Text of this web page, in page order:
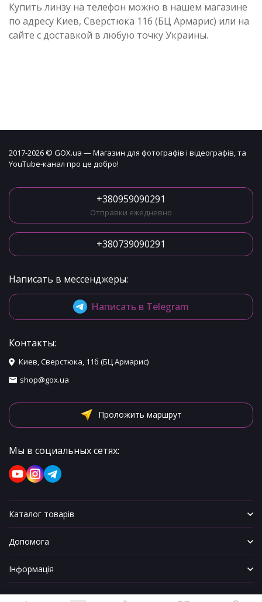
Купить линзу на телефон можно в нашем магазине
по адресу Киев, Сверстюка 11б (БЦ Армарис) или на
сайте с доставкой в любую точку Украины.
2017-2026 © GOX.ua — Магазин для фотографів і відеографів, та
YouTube-канал про це добро!
+380959090291
Отправки ежедневно
+380739090291
Написать в мессенджеры:
Написать в Telegram
Контакты:
Киев, Сверстюка, 11б (БЦ Армарис)
shop@gox.ua
Проложить маршрут
Мы в социальных сетях:
Каталог товарів
Допомога
Інформація